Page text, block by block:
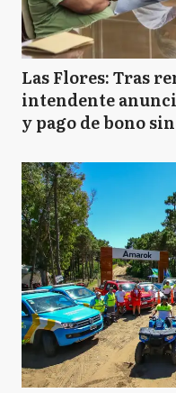
Las Flores: Tras
intendente
y pago de bono